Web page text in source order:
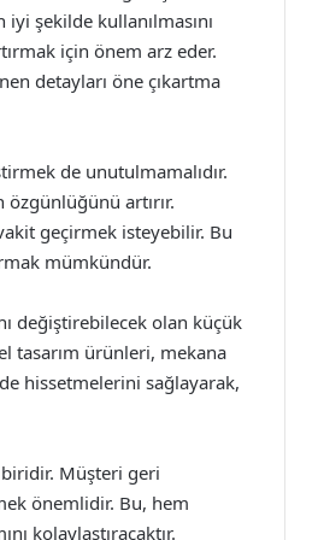
şekilde kullanılmasını
için önem arz eder.
detayları öne çıkartma
de unutulmamalıdır.
özgünlüğünü artırır.
geçirmek isteyebilir. Bu
mümkündür.
değiştirebilecek olan küçük
tasarım ürünleri, mekana
hissetmelerini sağlayarak,
Müşteri geri
önemlidir. Bu, hem
kolaylaştıracaktır.